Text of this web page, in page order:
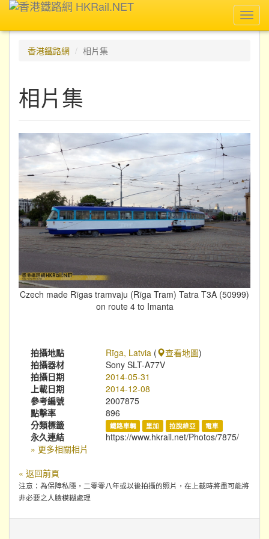
香港鐵路網
相片集
相片集
Czech made Rīgas tramvaju (Rīga Tram) Tatra T3A (50999)
on route 4 to Imanta
拍攝地點 Rīga, Latvia ( 查看地圖)
拍攝器材
Sony SLT-A77V
拍攝日期
2014-05-31
上載日期
2014-12-08
參考編號
2007875
點擊率
896
分類標籤
鐵路車輛 里加 拉脫維亞 電車
永久連結
https://www.hkrail.net/Photos/7875/
» 更多相關相片
« 返回前頁
注意：為保障私隱，二零零八年或以後拍攝的照片，在上載時將盡可能將
非必要之人臉模糊處理